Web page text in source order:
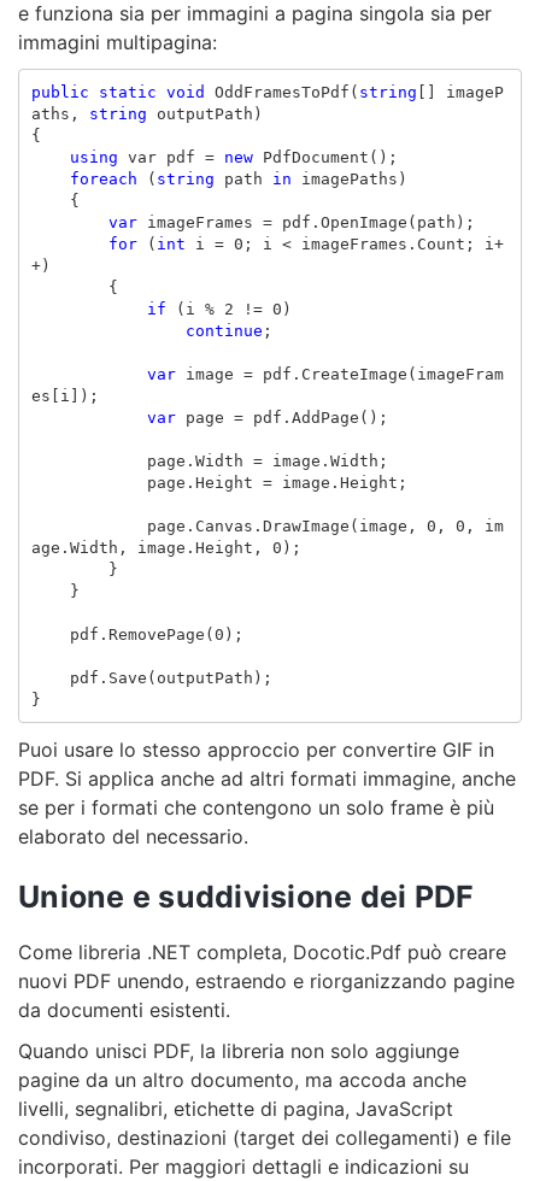
e funziona sia per immagini a pagina singola sia per
immagini multipagina:
public static void OddFramesToPdf ( string
imageP
aths , string outputPath )
{
using var pdf = new PdfDocument ();
foreach
( string path in imagePaths )
{
var
imageFrames = pdf . OpenImage ( path );
for
( int i = 0 ; i < imageFrames . Count ; i +
+)
{
if
( i % 2 != 0 )
continue ;
var image = pdf . CreateImage ( imageFram
es
i
]);
var
page = pdf . AddPage ();
page . Width = image . Width ;
page . Height = image . Height ;
page . Canvas . DrawImage ( image , 0 , 0 ,
im
age . Width , image . Height , 0 );
}
}
pdf . RemovePage ( 0 );
pdf . Save ( outputPath );
}
Puoi usare lo stesso approccio per convertire GIF in
PDF. Si applica anche ad altri formati immagine, anche
se per i formati che contengono un solo frame è più
elaborato del necessario.
Unione e suddivisione dei PDF
Come libreria .NET completa, Docotic.Pdf può creare
nuovi PDF unendo, estraendo e riorganizzando pagine
da documenti esistenti.
Quando unisci PDF, la libreria non solo aggiunge
pagine da un altro documento, ma accoda anche
livelli, segnalibri, etichette di pagina, JavaScript
condiviso, destinazioni (target dei collegamenti) e file
incorporati. Per maggiori dettagli e indicazioni su